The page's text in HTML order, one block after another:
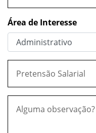
Área de Interesse